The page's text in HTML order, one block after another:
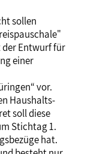
sollen
der Entwurf für
einer
vor.
Haushalts-
soll diese
Stichtag 1.
hat.